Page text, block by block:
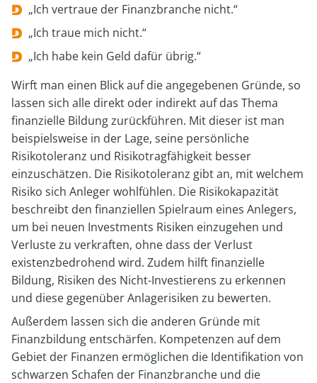
„Ich vertraue der Finanzbranche nicht.“
„Ich traue mich nicht.“
„Ich habe kein Geld dafür übrig.“
Wirft man einen Blick auf die angegebenen Gründe, so
lassen sich alle direkt oder indirekt auf das Thema
finanzielle Bildung zurückführen. Mit dieser ist man
beispielsweise in der Lage, seine persönliche
Risikotoleranz und Risikotragfähigkeit besser
einzuschätzen. Die Risikotoleranz gibt an, mit welchem
Risiko sich Anleger wohlfühlen. Die Risikokapazität
beschreibt den finanziellen Spielraum eines Anlegers,
um bei neuen Investments Risiken einzugehen und
Verluste zu verkraften, ohne dass der Verlust
existenzbedrohend wird. Zudem hilft finanzielle
Bildung, Risiken des Nicht-Investierens zu erkennen
und diese gegenüber Anlagerisiken zu bewerten.
Außerdem lassen sich die anderen Gründe mit
Finanzbildung entschärfen. Kompetenzen auf dem
Gebiet der Finanzen ermöglichen die Identifikation von
schwarzen Schafen der Finanzbranche und die